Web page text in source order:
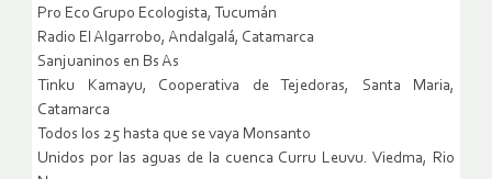
Pro Eco Grupo Ecologista, Tucumán
Radio El Algarrobo, Andalgalá, Catamarca
Sanjuaninos en Bs As
Tinku Kamayu, Cooperativa de Tejedoras, Santa Maria,
Catamarca
Todos los 25 hasta que se vaya Monsanto
Unidos por las aguas de la cuenca Curru Leuvu. Viedma, Rio